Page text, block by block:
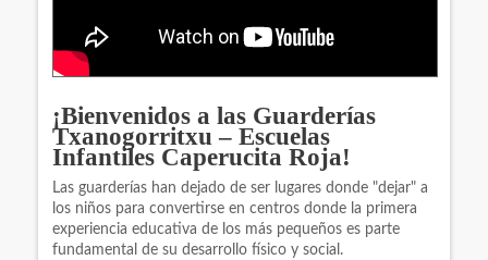
¡Bienvenidos a las Guarderías
Txanogorritxu – Escuelas
Infantiles Caperucita Roja!
Las guarderías han dejado de ser lugares donde "dejar" a
los niños para convertirse en centros donde la primera
experiencia educativa de los más pequeños es parte
fundamental de su desarrollo físico y social.